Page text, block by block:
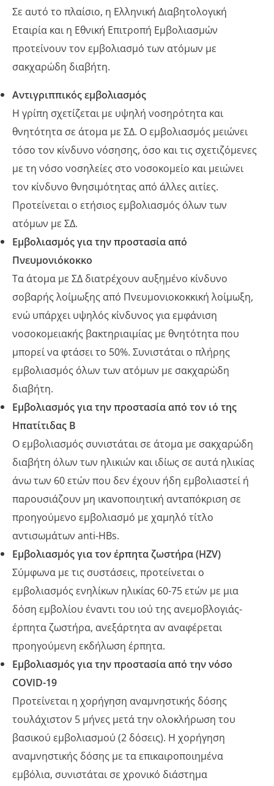
Σε αυτό το πλαίσιο, η Ελληνική Διαβητολογική
Εταιρία και η Εθνική Επιτροπή Εμβολιασμών
προτείνουν τον εμβολιασμό των ατόμων με
σακχαρώδη διαβήτη.
Αντιγριππικός εμβολιασμός
Η γρίπη σχετίζεται με υψηλή νοσηρότητα και
θνητότητα σε άτομα με ΣΔ. Ο εμβολιασμός μειώνει
τόσο τον κίνδυνο νόσησης, όσο και τις σχετιζόμενες
με τη νόσο νοσηλείες στο νοσοκομείο και μειώνει
τον κίνδυνο θνησιμότητας από άλλες αιτίες.
Προτείνεται ο ετήσιος εμβολιασμός όλων των
ατόμων με ΣΔ.
Εμβολιασμός για την προστασία από
Πνευμονιόκοκκο
Τα άτομα με ΣΔ διατρέχουν αυξημένο κίνδυνο
σοβαρής λοίμωξης από Πνευμονιοκοκκική λοίμωξη,
ενώ υπάρχει υψηλός κίνδυνος για εμφάνιση
νοσοκομειακής βακτηριαιμίας με θνητότητα που
μπορεί να φτάσει το 50%. Συνιστάται ο πλήρης
εμβολιασμός όλων των ατόμων με σακχαρώδη
διαβήτη.
Εμβολιασμός για την προστασία από τον ιό της
Ηπατίτιδας Β
Ο εμβολιασμός συνιστάται σε άτομα με σακχαρώδη
διαβήτη όλων των ηλικιών και ιδίως σε αυτά ηλικίας
άνω των 60 ετών που δεν έχουν ήδη εμβολιαστεί ή
παρουσιάζουν μη ικανοποιητική ανταπόκριση σε
προηγούμενο εμβολιασμό με χαμηλό τίτλο
αντισωμάτων anti-HBs.
Εμβολιασμός για τον έρπητα ζωστήρα (HZV)
Σύμφωνα με τις συστάσεις, προτείνεται ο
εμβολιασμός ενηλίκων ηλικίας 60-75 ετών με μια
δόση εμβολίου έναντι του ιού της ανεμοβλογιάς-
έρπητα ζωστήρα, ανεξάρτητα αν αναφέρεται
προηγούμενη εκδήλωση έρπητα.
Εμβολιασμός για την προστασία από την νόσο
COVID-19
Προτείνεται η χορήγηση αναμνηστικής δόσης
τουλάχιστον 5 μήνες μετά την ολοκλήρωση του
βασικού εμβολιασμού (2 δόσεις). Η χορήγηση
αναμνηστικής δόσης με τα επικαιροποιημένα
εμβόλια, συνιστάται σε χρονικό διάστημα